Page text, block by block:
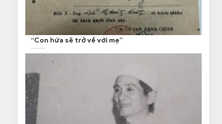
“Con hứa sẽ trở về với mẹ”